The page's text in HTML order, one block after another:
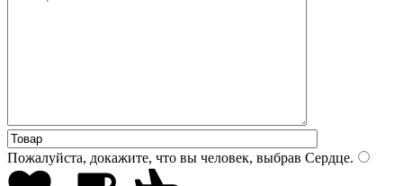
Пожалуйста, докажите, что вы человек, выбрав Сердце.